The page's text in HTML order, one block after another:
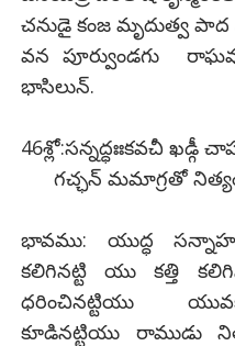
చనుడై కంజ మృదుత్వ
వన పూర్వుండగు
భాసిలున్.
46శ్లో:సన్నద్ధఃఃకవచీ
గచ్ఛన్ మమాగ్రతో నిత్యం
భావము: యుద్ధ
కలిగినట్టి యు కత్తి
ధరించినట్టియు
కూడినట్టియు రాముడు